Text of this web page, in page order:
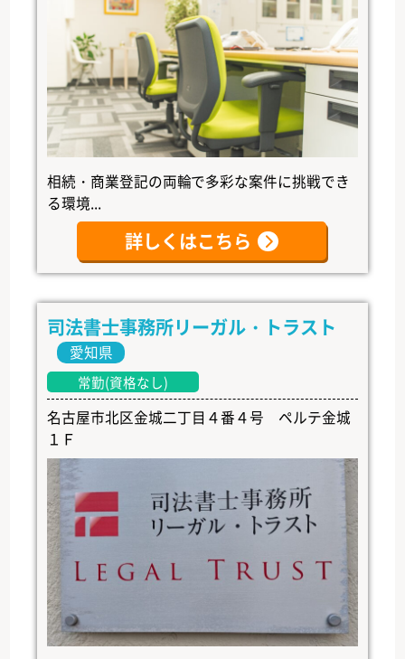
相続・商業登記の両輪で多彩な案件に挑戦でき
る環境...
詳しくはこちら
司法書士事務所リーガル・トラスト
愛知県
常勤(資格なし)
名古屋市北区金城二丁目４番４号 ペルテ金城
１Ｆ